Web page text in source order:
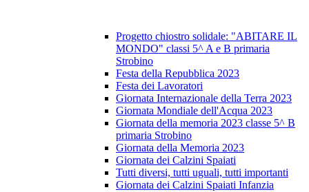
Progetto chiostro solidale: "ABITARE IL
MONDO" classi 5^ A e B primaria
Strobino
Festa della Repubblica 2023
Festa dei Lavoratori
Giornata Internazionale della Terra 2023
Giornata Mondiale dell'Acqua 2023
Giornata della memoria 2023 classe 5^ B
primaria Strobino
Giornata della Memoria 2023
Giornata dei Calzini Spaiati
Tutti diversi, tutti uguali, tutti importanti
Giornata dei Calzini Spaiati Infanzia